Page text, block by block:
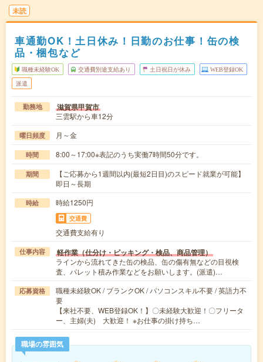
未読
車通勤OK！土日休み！日勤のお仕事！缶の検
品・梱包など
職種未経験OK 交通費別途支給あり 土日祝日が休み WEB登録OK
派遣
勤務地 滋賀県甲賀市
三雲駅から車12分
曜日頻度 月～金
時間 8:00～17:00※表記のうち実働7時間50分です。
期間
【ご応募から1週間以内(最短2日目)のスピード就業が可能】
即日～長期
時給 時給1250円
交通費
交通費支給有り
仕事内容 軽作業（仕分け・ピッキング・検品、商品管理）
ラインから流れてきた缶の検品、缶の傷有無などの目視検
査、パレット積み作業などをお願いします。(派遣)…
応募資格
職種未経験OK / ブランクOK / パソコンスキル不要 / 英語力不
要
【来社不要、WEB登録OK！】〇未経験大歓迎！〇フリータ
ー、主婦(夫) 大歓迎！ ※お仕事の掛け持ち…
職場の雰囲気